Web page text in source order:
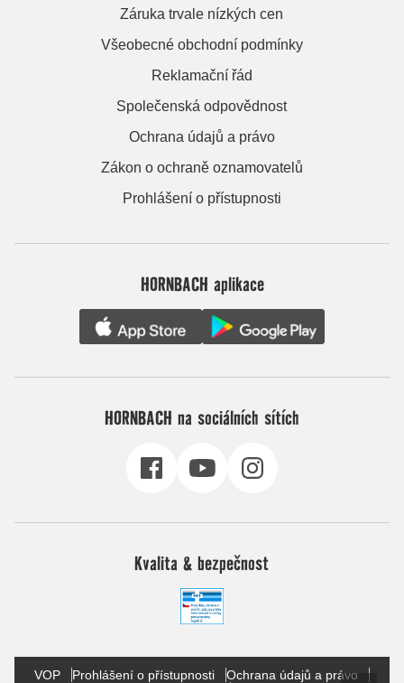
Záruka trvale nízkých cen
Všeobecné obchodní podmínky
Reklamační řád
Společenská odpovědnost
Ochrana údajů a právo
Zákon o ochraně oznamovatelů
Prohlášení o přístupnosti
HORNBACH aplikace
HORNBACH na sociálních sítích
Kvalita & bezpečnost
VOP Prohlášení o přístupnosti
Ochrana údajů a právo